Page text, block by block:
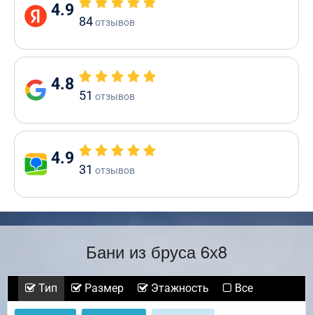
4.9
84отзывов
4.8
51 отзывов
4.9
31 отзывов
Бани из бруса 6х8
Тип Размер Этажность Все